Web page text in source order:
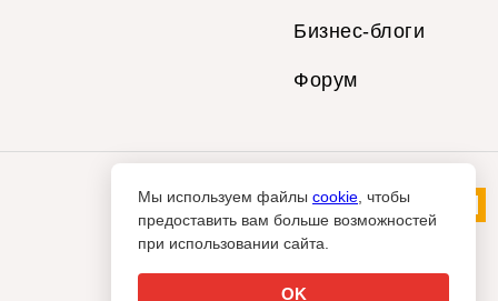
Бизнес-блоги
Форум
Мы используем файлы cookie , чтобы
предоставить вам больше возможностей
при использовании сайта.
OK